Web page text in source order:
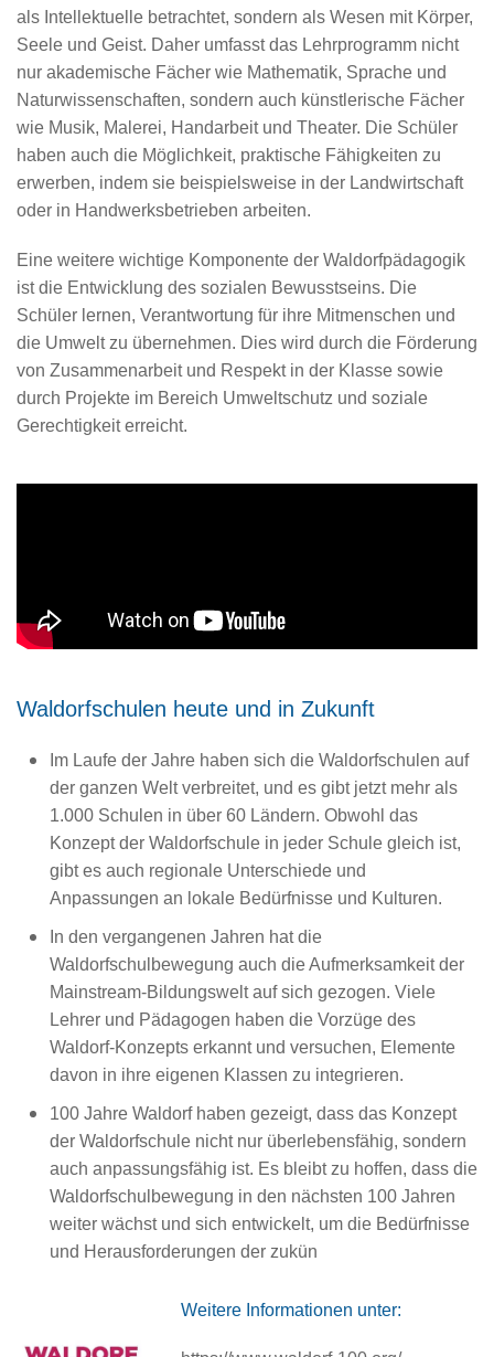
als Intellektuelle betrachtet, sondern als Wesen mit Körper,
Seele und Geist. Daher umfasst das Lehrprogramm nicht
nur akademische Fächer wie Mathematik, Sprache und
Naturwissenschaften, sondern auch künstlerische Fächer
wie Musik, Malerei, Handarbeit und Theater. Die Schüler
haben auch die Möglichkeit, praktische Fähigkeiten zu
erwerben, indem sie beispielsweise in der Landwirtschaft
oder in Handwerksbetrieben arbeiten.
Eine weitere wichtige Komponente der Waldorfpädagogik
ist die Entwicklung des sozialen Bewusstseins. Die
Schüler lernen, Verantwortung für ihre Mitmenschen und
die Umwelt zu übernehmen. Dies wird durch die Förderung
von Zusammenarbeit und Respekt in der Klasse sowie
durch Projekte im Bereich Umweltschutz und soziale
Gerechtigkeit erreicht.
Waldorfschulen heute und in Zukunft
Im Laufe der Jahre haben sich die Waldorfschulen auf
der ganzen Welt verbreitet, und es gibt jetzt mehr als
1.000 Schulen in über 60 Ländern. Obwohl das
Konzept der Waldorfschule in jeder Schule gleich ist,
gibt es auch regionale Unterschiede und
Anpassungen an lokale Bedürfnisse und Kulturen.
In den vergangenen Jahren hat die
Waldorfschulbewegung auch die Aufmerksamkeit der
Mainstream-Bildungswelt auf sich gezogen. Viele
Lehrer und Pädagogen haben die Vorzüge des
Waldorf-Konzepts erkannt und versuchen, Elemente
davon in ihre eigenen Klassen zu integrieren.
100 Jahre Waldorf haben gezeigt, dass das Konzept
der Waldorfschule nicht nur überlebensfähig, sondern
auch anpassungsfähig ist. Es bleibt zu hoffen, dass die
Waldorfschulbewegung in den nächsten 100 Jahren
weiter wächst und sich entwickelt, um die Bedürfnisse
und Herausforderungen der zukün
Weitere Informationen unter: